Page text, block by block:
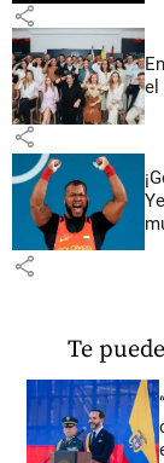
share
el
share
share
Te